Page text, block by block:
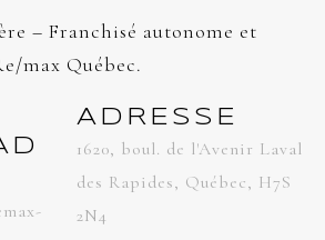
– Franchisé autonome et
max Québec.
ADRESSE
1620, boul. de l'Avenir Laval
des Rapides, Québec, H7S
2N4